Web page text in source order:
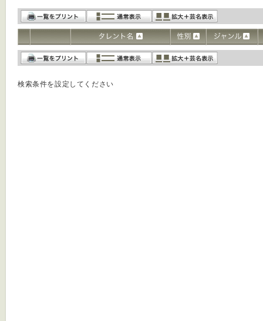
検索条件を設定してください